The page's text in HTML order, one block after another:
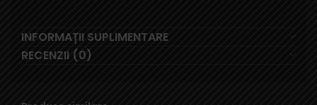
INFORMAȚII SUPLIMENTARE
RECENZII (0)